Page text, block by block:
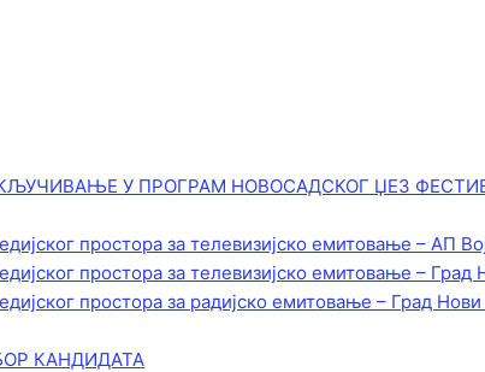
У ПРОГРАМ НОВОСАДСКОГ ЏЕЗ
простора за телевизијско емитовање – АП
простора за телевизијско емитовање – Град
простора за радијско емитовање – Град
КАНДИДАТА